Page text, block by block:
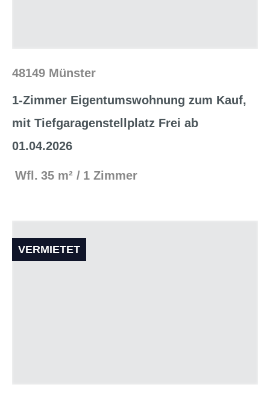
48149 Münster
1-Zimmer Eigentumswohnung zum Kauf,
mit Tiefgaragenstellplatz Frei ab
01.04.2026
Wfl. 35 m² 1 Zimmer
VERMIETET